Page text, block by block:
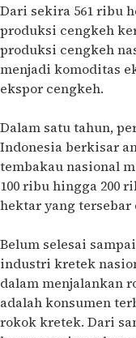
Dari sekira 561 ribu
produksi cengkeh
produksi cengkeh
menjadi komoditas
ekspor cengkeh.
Dalam satu tahun,
Indonesia berkisar
tembakau nasional
100 ribu hingga 200
hektar yang tersebar
Belum selesai
industri kretek
dalam menjalankan
adalah konsumen
rokok kretek. Dari